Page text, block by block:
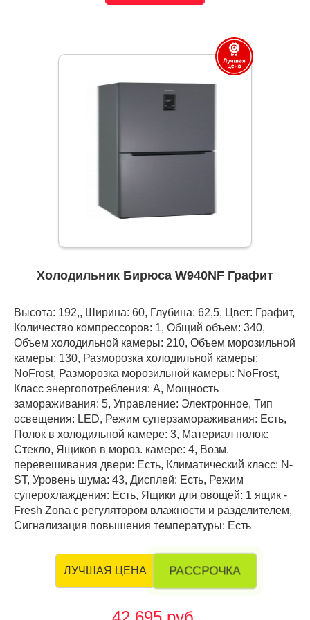
Холодильник Бирюса W940NF Графит
Высота: 192,, Ширина: 60, Глубина: 62,5, Цвет: Графит,
Количество компрессоров: 1, Общий объем: 340,
Объем холодильной камеры: 210, Объем морозильной
камеры: 130, Разморозка холодильной камеры:
NoFrost, Разморозка морозильной камеры: NoFrost,
Класс энергопотребления: А, Мощность
замораживания: 5, Управление: Электронное, Тип
освещения: LED, Режим суперзамораживания: Есть,
Полок в холодильной камере: 3, Материал полок:
Стекло, Ящиков в мороз. камере: 4, Возм.
перевешивания двери: Есть, Климатический класс: N-
ST, Уровень шума: 43, Дисплей: Есть, Режим
суперохлаждения: Есть, Ящики для овощей: 1 ящик -
Fresh Zona с регулятором влажности и разделителем,
Сигнализация повышения температуры: Есть
ЛУЧШАЯ ЦЕНА РАССРОЧКА